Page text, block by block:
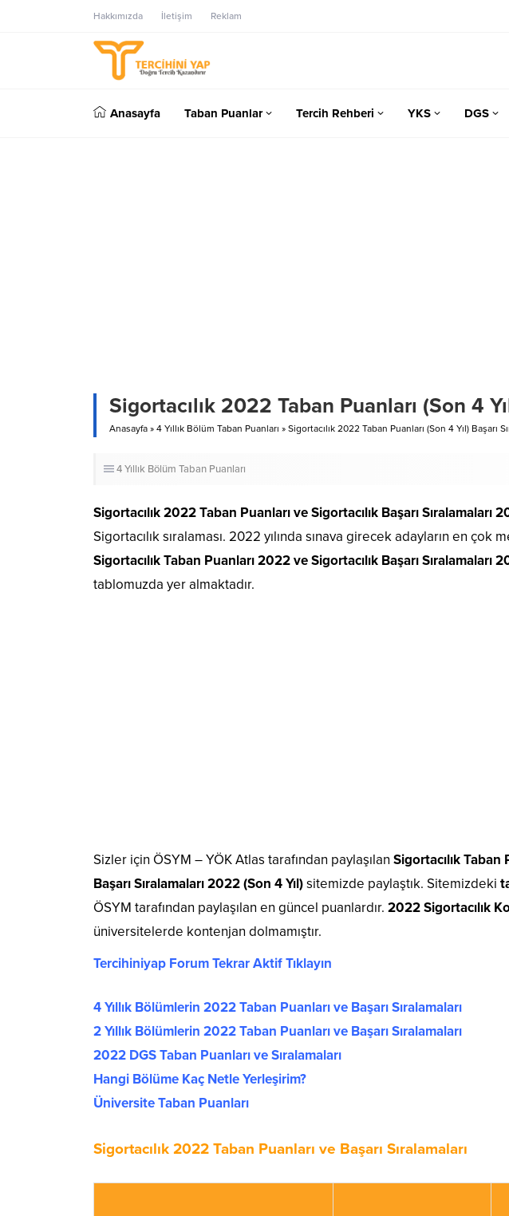
Hakkımızda İletişim Reklam
Anasayfa Taban Puanlar Tercih Rehberi YKS DGS
Sigortacılık 2022 Taban Puanları (Son 4
Anasayfa » 4 Yıllık Bölüm Taban Puanları » Sigortacılık 2022 Taban Puanları (Son 4 Yıl) Başarı
4 Yıllık Bölüm Taban Puanları
Sigortacılık 2022 Taban Puanlarıve Sigortacılık Başarı Sıralamaları
Sigortacılık sıralaması. 2022 yılında sınava girecek adayların en çok
Sigortacılık Taban Puanları 2022 ve Sigortacılık Başarı Sıralamaları
tablomuzda yer almaktadır.
Sizler için ÖSYM – YÖK Atlas tarafından paylaşılan Sigortacılık Taban
Başarı Sıralamaları 2022 (Son 4 Yıl)sitemizde paylaştık. Sitemizdeki
ÖSYM tarafından paylaşılan en güncel puanlardır. 2022 Sigortacılık
üniversitelerde kontenjan dolmamıştır.
Tercihiniyap Forum Tekrar Aktif Tıklayın
4 Yıllık Bölümlerin 2022 Taban Puanları ve Başarı Sıralamaları
2 Yıllık Bölümlerin 2022 Taban Puanları ve Başarı Sıralamaları
2022 DGS Taban Puanları ve Sıralamaları
Hangi Bölüme Kaç Netle Yerleşirim?
Üniversite Taban Puanları
Sigortacılık 2022 Taban Puanları ve Başarı Sıralamaları